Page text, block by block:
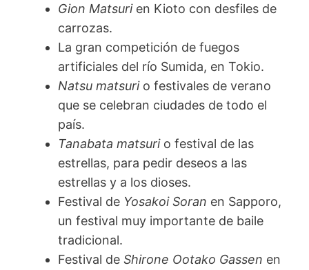
Gion Matsurien Kioto con desfiles de
carrozas.
La gran competición de fuegos
artificiales del río Sumida, en Tokio.
Natsu matsurio festivales de verano
que se celebran ciudades de todo el
país.
Tanabata matsurio festival de las
estrellas, para pedir deseos a las
estrellas y a los dioses.
Festival de Yosakoi Soran en Sapporo,
un festival muy importante de baile
tradicional.
Festival de Shirone Ootako Gassen en